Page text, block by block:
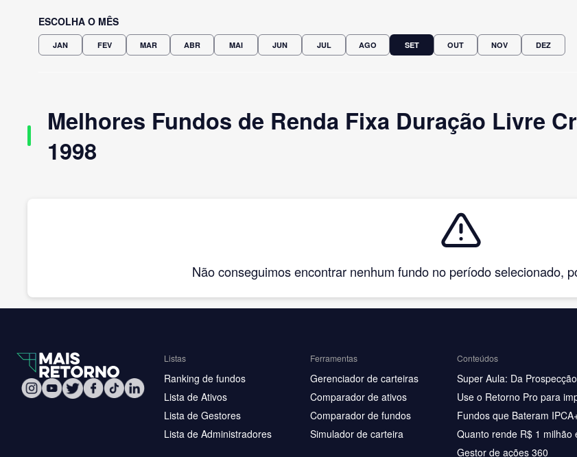
ESCOLHA O MÊS
JAN FEV MAR ABR MAI JUN JUL AGO SET OUT NOV DEZ
Melhores Fundos de Renda Fixa Duração Livre
1998
Não conseguimos encontrar nenhum fundo no período selecionado,
Listas
Ranking de fundos
Lista de Ativos
Lista de Gestores
Lista de Administradores
Ferramentas
Gerenciador de carteiras
Comparador de ativos
Comparador de fundos
Simulador de carteira
Conteúdos
Super Aula: Da
Use o Retorno Pro para
Fundos que Bateram
Quanto rende R$ 1 milhão
Gestor de ações 360